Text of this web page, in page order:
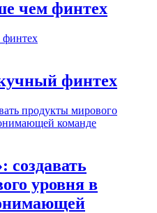
чем финтех
финтех
создавать
уровня в